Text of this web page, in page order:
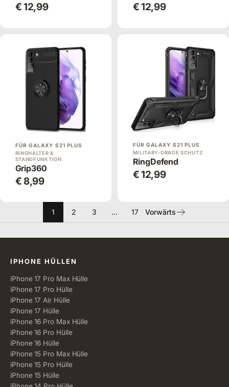
€ 12,99 € 12,99
FÜR GALAXY S21 PLUS
RINGHALTER &
STANDFUNKTION
Grip360
€ 8,99
FÜR GALAXY S21 PLUS
MILITARY-GRADE SCHUTZ
RingDefend
€ 12,99
1 2 3 … 17 Vorwärts
Alle Kategorien
IPHONE HÜLLEN
iPhone 17 Pro Max Hülle
iPhone 17 Pro Hülle
iPhone 17 Air Hülle
iPhone 17 Hülle
iPhone 16 Pro Max Hülle
iPhone 16 Pro Hülle
iPhone 16 Hülle
iPhone 15 Pro Max Hülle
iPhone 15 Pro Hülle
iPhone 15 Hülle